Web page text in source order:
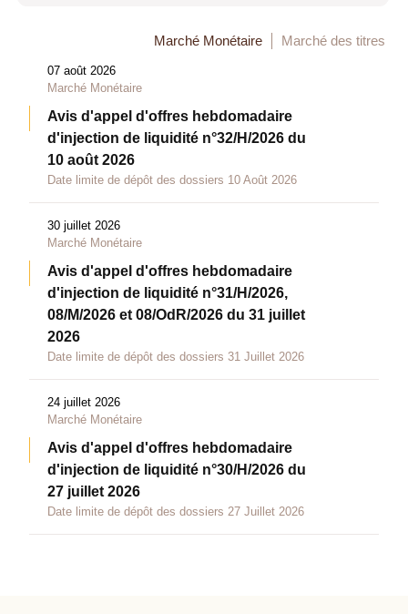
Marché Monétaire Marché des titres
07 août 2026
Marché Monétaire
Avis d'appel d'offres hebdomadaire
d'injection de liquidité n°32/H/2026 du
10 août 2026
Date limite de dépôt des dossiers 10 Août 2026
30 juillet 2026
Marché Monétaire
Avis d'appel d'offres hebdomadaire
d'injection de liquidité n°31/H/2026,
08/M/2026 et 08/OdR/2026 du 31 juillet
2026
Date limite de dépôt des dossiers 31 Juillet 2026
24 juillet 2026
Marché Monétaire
Avis d'appel d'offres hebdomadaire
d'injection de liquidité n°30/H/2026 du
27 juillet 2026
Date limite de dépôt des dossiers 27 Juillet 2026